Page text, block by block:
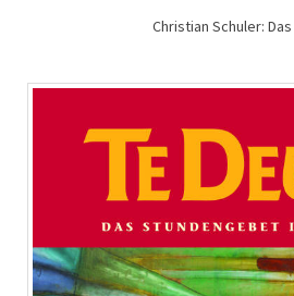
Christian Schuler:
Dr. Katharina Wiefel-Jenner: